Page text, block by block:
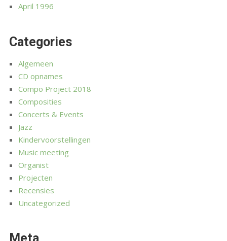
April 1996
Categories
Algemeen
CD opnames
Compo Project 2018
Composities
Concerts & Events
Jazz
Kindervoorstellingen
Music meeting
Organist
Projecten
Recensies
Uncategorized